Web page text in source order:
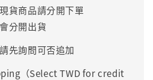
貨商品請分開下單
分開出貨
先詢問可否追加
（Select TWD for credit